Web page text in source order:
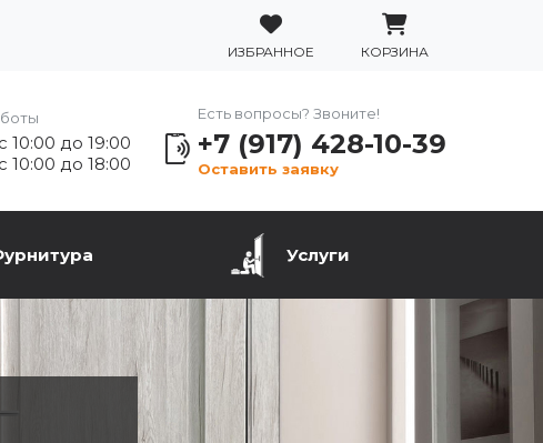
ИЗБРАННОЕ КОРЗИНА
с 10:00 до 19:00
с 10:00 до 18:00
Есть вопросы? Звоните!
+7 (917) 428-10-39
Оставить заявку
Услуги